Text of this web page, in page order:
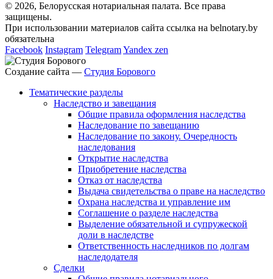
© 2026, Белорусская нотариальная палата. Все права
защищены.
При использовании материалов сайта ссылка на belnotary.by
обязательна
Facebook Instagram TelegramYandex zen
Создание сайта — Студия Борового
Тематические разделы
Наследство и завещания
Общие правила оформления наследства
Наследование по завещанию
Наследование по закону. Очередность
наследования
Открытие наследства
Приобретение наследства
Отказ от наследства
Выдача свидетельства о праве на наследство
Охрана наследства и управление им
Соглашение о разделе наследства
Выделение обязательной и супружеской
доли в наследстве
Ответственность наследников по долгам
наследодателя
Сделки